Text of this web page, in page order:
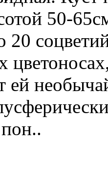
50-
20
ей